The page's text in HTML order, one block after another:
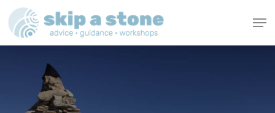
Skip
to